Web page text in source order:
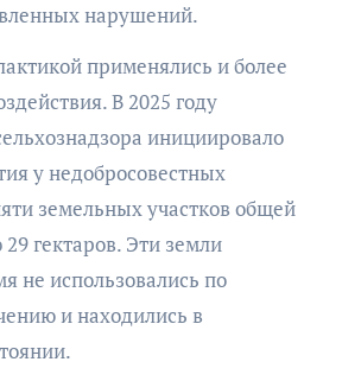
нарушений.
применялись и более
В 2025 году
инициировало
у недобросовестных
земельных участков общей
гектаров. Эти земли
не использовались по
и находились в